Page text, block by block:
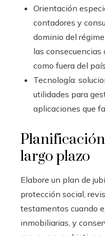
Orientación
contadores y
dominio del
las
como fuera del
Tecnología:
utilidades para
aplicaciones que
largo plazo
Elabore un plan de
protección social,
testamentos cuando
inmobiliarias, y